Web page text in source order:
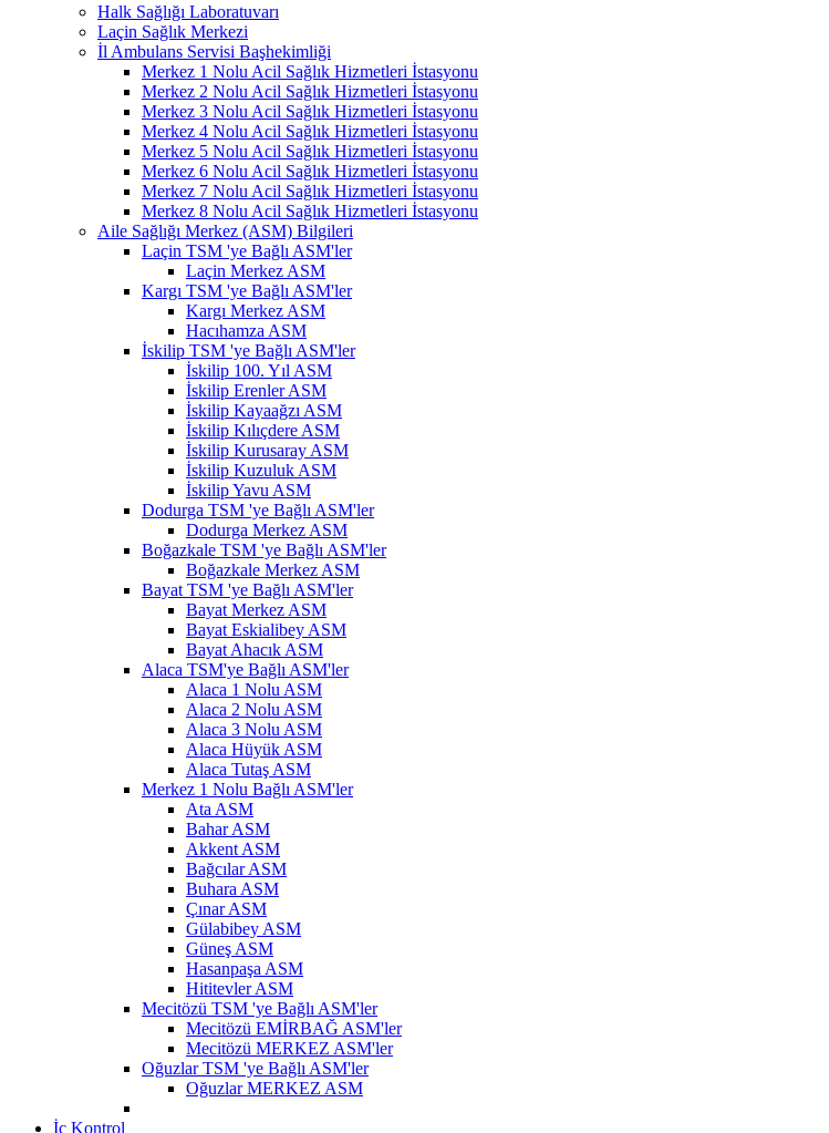
Halk Sağlığı Laboratuvarı
Laçin Sağlık Merkezi
İl Ambulans Servisi Başhekimliği
Merkez 1 Nolu Acil Sağlık Hizmetleri İstasyonu
Merkez 2 Nolu Acil Sağlık Hizmetleri İstasyonu
Merkez 3 Nolu Acil Sağlık Hizmetleri İstasyonu
Merkez 4 Nolu Acil Sağlık Hizmetleri İstasyonu
Merkez 5 Nolu Acil Sağlık Hizmetleri İstasyonu
Merkez 6 Nolu Acil Sağlık Hizmetleri İstasyonu
Merkez 7 Nolu Acil Sağlık Hizmetleri İstasyonu
Merkez 8 Nolu Acil Sağlık Hizmetleri İstasyonu
Aile Sağlığı Merkez (ASM) Bilgileri
Laçin TSM 'ye Bağlı ASM'ler
Laçin Merkez ASM
Kargı TSM 'ye Bağlı ASM'ler
Kargı Merkez ASM
Hacıhamza ASM
İskilip TSM 'ye Bağlı ASM'ler
İskilip 100. Yıl ASM
İskilip Erenler ASM
İskilip Kayaağzı ASM
İskilip Kılıçdere ASM
İskilip Kurusaray ASM
İskilip Kuzuluk ASM
İskilip Yavu ASM
Dodurga TSM 'ye Bağlı ASM'ler
Dodurga Merkez ASM
Boğazkale TSM 'ye Bağlı ASM'ler
Boğazkale Merkez ASM
Bayat TSM 'ye Bağlı ASM'ler
Bayat Merkez ASM
Bayat Eskialibey ASM
Bayat Ahacık ASM
Alaca TSM'ye Bağlı ASM'ler
Alaca 1 Nolu ASM
Alaca 2 Nolu ASM
Alaca 3 Nolu ASM
Alaca Hüyük ASM
Alaca Tutaş ASM
Merkez 1 Nolu Bağlı ASM'ler
Ata ASM
Bahar ASM
Akkent ASM
Bağcılar ASM
Buhara ASM
Çınar ASM
Gülabibey ASM
Güneş ASM
Hasanpaşa ASM
Hititevler ASM
Mecitözü TSM 'ye Bağlı ASM'ler
Mecitözü EMİRBAĞ ASM'ler
Mecitözü MERKEZ ASM'ler
Oğuzlar TSM 'ye Bağlı ASM'ler
Oğuzlar MERKEZ ASM
İç Kontrol